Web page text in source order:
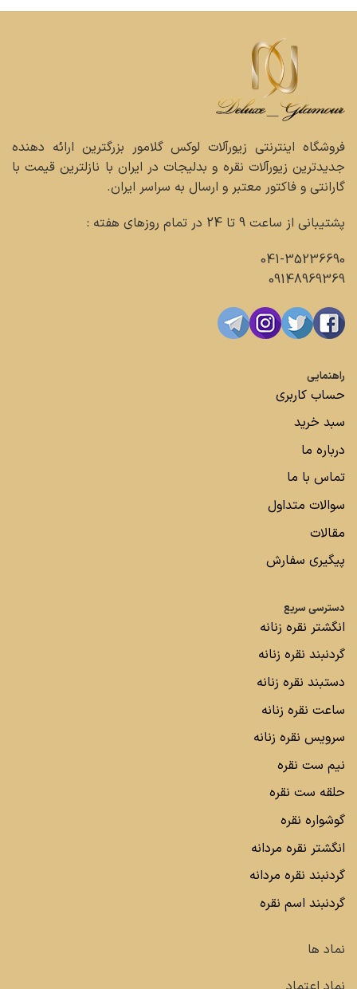
فروشگاه اینترنتی زیورآلات لوکس گلامور بزرگترین ارائه دهنده
جدیدترین زیورآلات نقره و بدلیجات در ایران با نازلترین قیمت با
گارانتی و فاکتور معتبر و ارسال به سراسر ایران.
پشتیبانی از ساعت 9 تا 24 در تمام روزهای هفته :
041-35236690
09148969369
راهنمایی
حساب کاربری
سبد خرید
درباره ما
تماس با ما
سوالات متداول
مقالات
پیگیری سفارش
دسترسی سریع
انگشتر نقره زنانه
گردنبند نقره زنانه
دستبند نقره زنانه
ساعت نقره زنانه
سرویس نقره زنانه
نیم ست نقره
حلقه ست نقره
گوشواره نقره
انگشتر نقره مردانه
گردنبند نقره مردانه
گردنبند اسم نقره
نماد ها